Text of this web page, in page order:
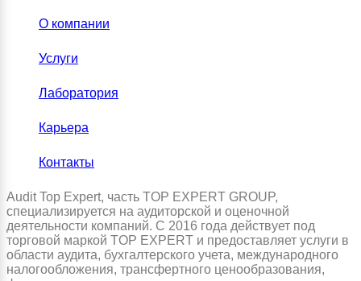
О компании
Услуги
Лаборатория
Карьера
Контакты
Audit Top Expert, часть TOP EXPERT GROUP,
специализируется на аудиторской и оценочной
деятельности компаний. С 2016 года действует под
торговой маркой TOP EXPERT и предоставляет услуги в
области аудита, бухгалтерского учета, международного
налогообложения, трансфертного ценообразования,